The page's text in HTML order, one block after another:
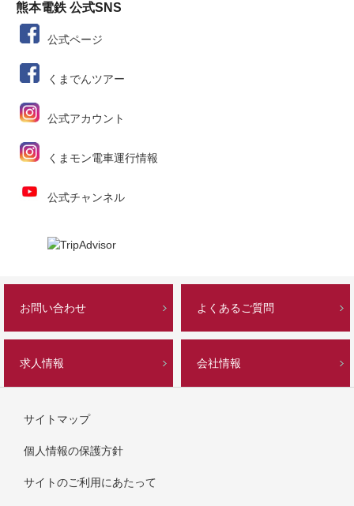
熊本電鉄 公式SNS
公式ページ
くまでんツアー
公式アカウント
くまモン電車運行情報
公式チャンネル
お問い合わせ よくあるご質問
求人情報 会社情報
サイトマップ
個人情報の保護方針
サイトのご利用にあたって